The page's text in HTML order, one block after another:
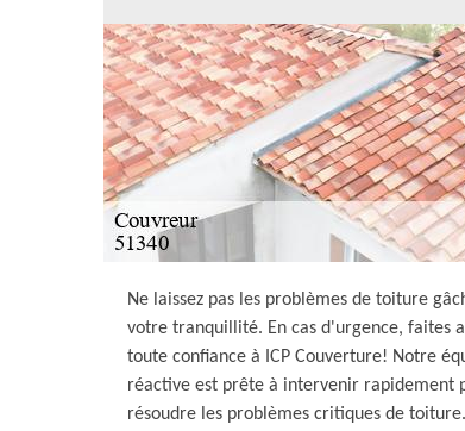
Ne laissez pas les problèmes de toiture
votre tranquillité. En cas d'urgence, faites
toute confiance à ICP Couverture! Notre
réactive est prête à intervenir rapidement
résoudre les problèmes critiques de